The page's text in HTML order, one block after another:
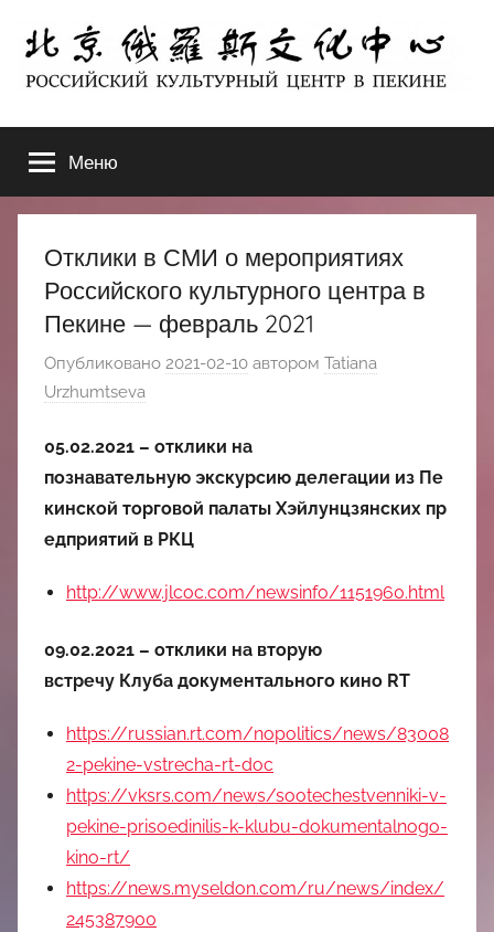
содержимому
北
京
俄
罗
斯
文
化
中
ЦЕНТР
В
ПЕКИНЕ
Меню
Отклики в СМИ о мероприятиях
Российского культурного центра в
Пекине — февраль 2021
Опубликовано 2021-02-10 автором Tatiana
Urzhumtseva
05.02.2021 – отклики на
познавательную экскурсию делегации из Пе
кинской торговой палаты Хэйлунцзянских пр
едприятий в РКЦ
http://www.jlcoc.com/newsinfo/1151960.html
09.02.2021 – отклики на вторую
встречу Клуба документального кино RT
https://russian.rt.com/nopolitics/news/83008
2-pekine-vstrecha-rt-doc
https://vksrs.com/news/sootechestvenniki-v-
pekine-prisoedinilis-k-klubu-dokumentalnogo-
kino-rt/
https://news.myseldon.com/ru/news/index/
245387900